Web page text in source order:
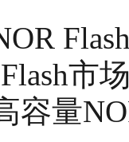
市
容量